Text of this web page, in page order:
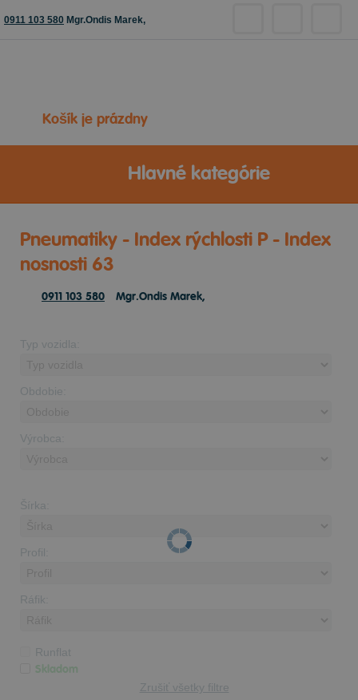
0911 103 580 Mgr.Ondis Marek,
Košík je prázdny
Hlavné kategórie
Pneumatiky - Index rýchlosti P - Index
nosnosti 63
0911 103 580 Mgr.Ondis Marek,
Typ vozidla:
Obdobie:
Výrobca:
Šírka:
Profil:
Ráfik:
Runflat
Skladom
Zrušiť všetky filtre